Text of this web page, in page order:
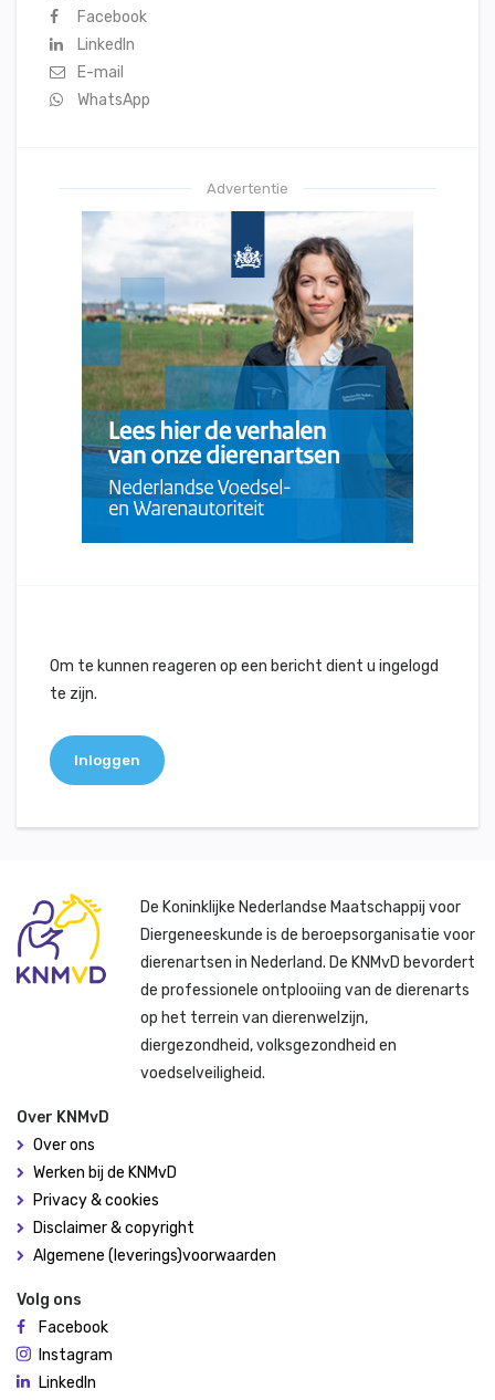
Facebook
LinkedIn
E-mail
WhatsApp
Advertentie
Om te kunnen reageren op een bericht dient u ingelogd
te zijn.
Inloggen
De Koninklijke Nederlandse Maatschappij voor
Diergeneeskunde is de beroepsorganisatie voor
dierenartsen in Nederland. De KNMvD bevordert
de professionele ontplooiing van de dierenarts
op het terrein van dierenwelzijn,
diergezondheid, volksgezondheid en
voedselveiligheid.
Over KNMvD
Over ons
Werken bij de KNMvD
Privacy & cookies
Disclaimer & copyright
Algemene (leverings)voorwaarden
Volg ons
Facebook
Instagram
LinkedIn